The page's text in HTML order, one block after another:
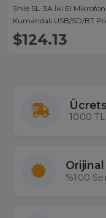
Shile SL-3A İki El
Kumandalı USB/SD/BT
Hoparlör
$124.13
1000
%100